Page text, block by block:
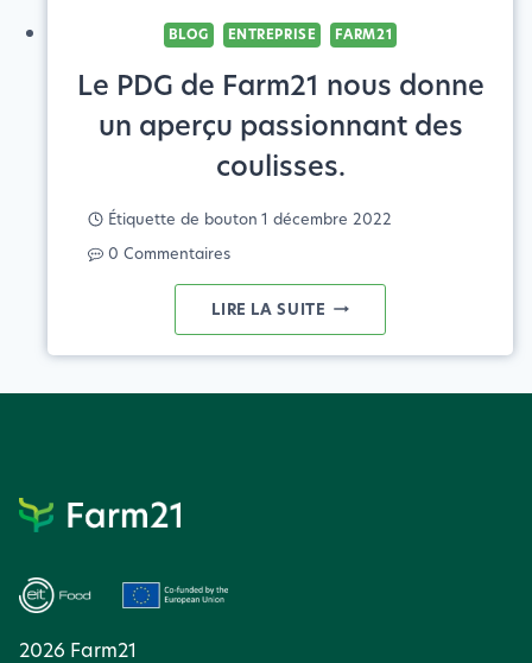
BLOG ENTREPRISE FARM21
Le PDG de Farm21 nous donne
un aperçu passionnant des
coulisses.
Étiquette de bouton 1 décembre 2022
0 Commentaires
LIRE LA SUITE LE
PDG
2026 Farm21